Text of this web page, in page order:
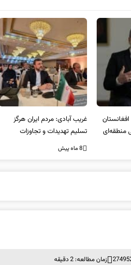
غریب آبادی: مردم ایران هرگز
تسلیم تهدیدات و تجاوزات
نخواهند شد و متحد و منسجم
زمان مطالعه: 2 دقیقه